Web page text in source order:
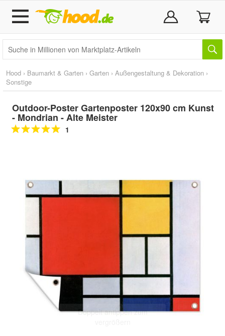
Hood › Baumarkt & Garten › Garten › Außengestaltung & Dekoration ›
Sonstige
Outdoor-Poster Gartenposter 120x90 cm Kunst
- Mondrian - Alte Meister
1
Doppelt antippen zum